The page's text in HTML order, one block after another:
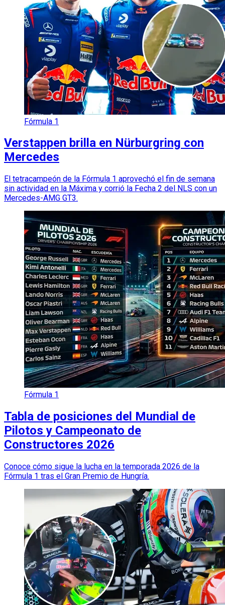
Fórmula 1
Verstappen brilla en Nürburgring con
Mercedes
El tetracampeón de la Fórmula 1 aprovechó el fin de semana
sin actividad en la Máxima y corrió la Fecha 2 del NLS con un
Mercedes-AMG GT3.
Fórmula 1
Tabla de posiciones del Mundial de
Pilotos y Campeonato de
Constructores 2026
Conoce cómo sigue la lucha en la temporada 2026 de la
Fórmula 1 tras el Gran Premio de Hungría.